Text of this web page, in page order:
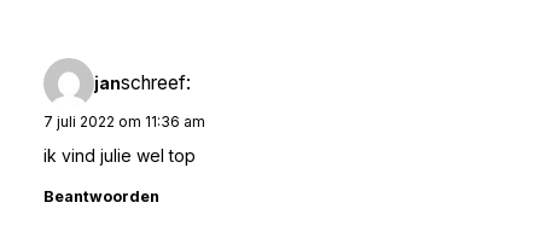
janschreef:
7 juli 2022 om 11:36 am
ik vind julie wel top
Beantwoorden